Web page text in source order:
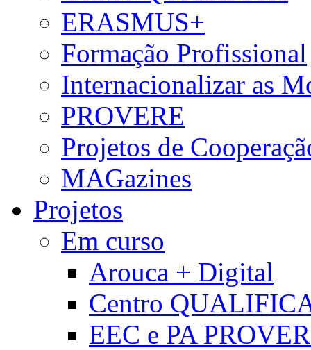
ERASMUS+
Formação Profissional
Internacionalizar as
PROVERE
Projetos de
MAGazines
Projetos
Em curso
Arouca + Digital
Centro
EEC e PA